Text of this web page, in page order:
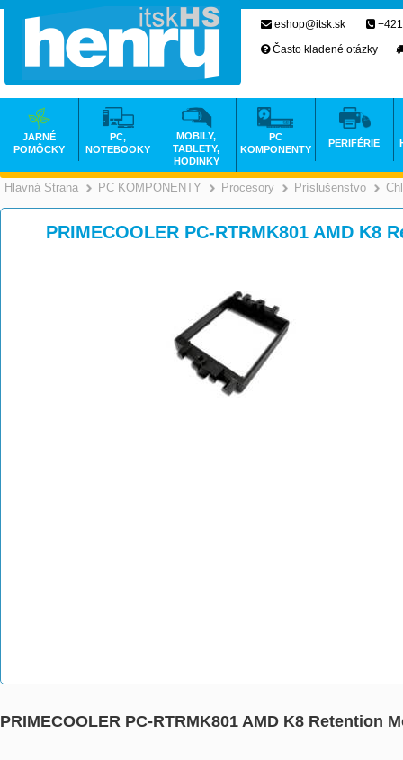
Hlavná Strana >
PC KOMPONENTY >
Procesory >
Príslušenstvo
PRIMECOOLER PC-RTRMK801 AMD K8
PRIMECOOLER PC-RTRMK801 AMD K8 Retention
eshop@itsk.sk
Často kladené otázky
JARNÉ
POMÔCKY
PC,
NOTEBOOKY
MOBILY,
TABLETY,
HODINKY
PC
KOMPONENTY
PERIFÉRIE